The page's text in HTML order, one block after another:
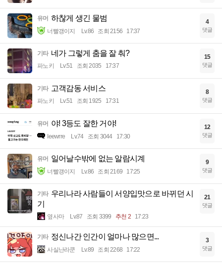
유머 하찮게 생긴 물범
너빨갱이지 Lv.86 조회 2156 17:37
4
댓글
기타 네가 그렇게 춤을 잘 춰?
파노키 Lv.51 조회 2035 17:37
15
댓글
기타 고객감동 서비스
파노키 Lv.51 조회 1925 17:31
8
댓글
유머 야! 3등도 잘한 거야!
Ieewrre Lv.74 조회 3044 17:30
12
댓글
유머 일어날수밖에 없는 알람시계
너빨갱이지 Lv.86 조회 2169 17:25
9
댓글
기타 우리나라 사람들이 서양입맛으로 바뀌던 시
기
옆사마 Lv.87 조회 3399 추천 2 17:23
21
댓글
기타 정신나간 인간이 얼마나 많으면...
사실난라쿤 Lv.89 조회 2268 17:22
3
댓글